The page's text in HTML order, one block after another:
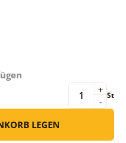
-
+ St
LEGEN